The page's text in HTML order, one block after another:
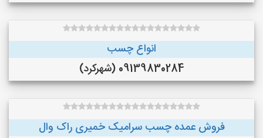
انواع چسب
09139830284 (شهرکرد)
فروش عمده چسب سرامیک خمیری راک وال